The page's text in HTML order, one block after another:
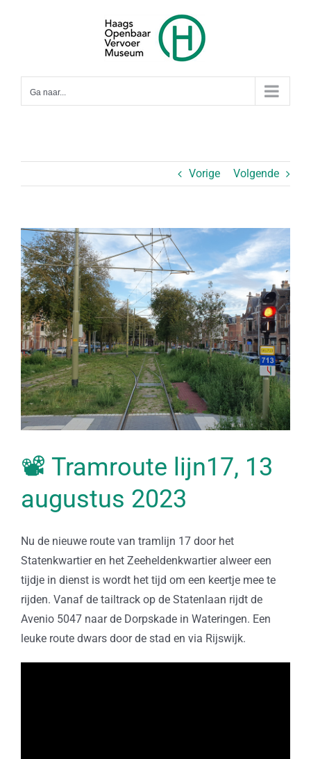
Ga naar...
Vorige Volgende
Bekijk
grotere
afbeelding
📽 Tramroute lijn17, 13
augustus 2023
Nu de nieuwe route van tramlijn 17 door het
Statenkwartier en het Zeeheldenkwartier alweer een
tijdje in dienst is wordt het tijd om een keertje mee te
rijden. Vanaf de tailtrack op de Statenlaan rijdt de
Avenio 5047 naar de Dorpskade in Wateringen. Een
leuke route dwars door de stad en via Rijswijk.